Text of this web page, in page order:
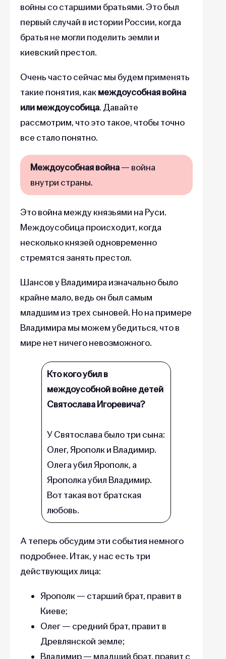
войны со старшими братьями. Это был
первый случай в истории России, когда
братья не могли поделить земли и
киевский престол.
Очень часто сейчас мы будем применять
такие понятия, какмеждоусобная война
или междоусобица. Давайте
рассмотрим, что это такое, чтобы точно
все стало понятно.
Междоусобная война— война
внутри страны.
Это война между князьями на Руси.
Междоусобица происходит, когда
несколько князей одновременно
стремятся занять престол.
Шансов у Владимира изначально было
крайне мало, ведь он был самым
младшим из трех сыновей. Но на примере
Владимира мы можем убедиться, что в
мире нет ничего невозможного.
Кто кого убил в
междоусобной войне детей
Святослава Игоревича?
У Святослава было три сына:
Олег, Ярополк и Владимир.
Олега убил Ярополк, а
Ярополка убил Владимир.
Вот такая вот братская
любовь.
А теперь обсудим эти события немного
подробнее. Итак, у нас есть три
действующих лица:
Ярополк — старший брат, правит в
Киеве;
Олег — средний брат, правит в
Древлянской земле;
Владимир — младший брат, правит с